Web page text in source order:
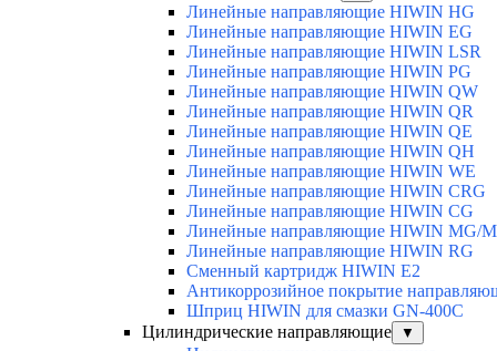
Линейные направляющие HIWIN HG
Линейные направляющие HIWIN EG
Линейные направляющие HIWIN LSR
Линейные направляющие HIWIN PG
Линейные направляющие HIWIN QW
Линейные направляющие HIWIN QR
Линейные направляющие HIWIN QE
Линейные направляющие HIWIN QH
Линейные направляющие HIWIN WE
Линейные направляющие HIWIN CRG
Линейные направляющие HIWIN CG
Линейные направляющие HIWIN MG/
Линейные направляющие HIWIN RG
Сменный картридж HIWIN E2
Антикоррозийное покрытие
Шприц HIWIN для смазки GN-400C
Цилиндрические направляющие
▼